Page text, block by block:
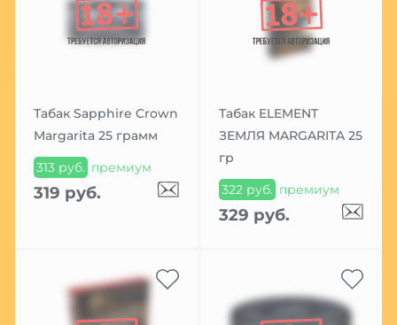
Табак Sapphire Crown
Margarita 25 грамм
313 руб. премиум
319 руб.
Табак ELEMENT
ЗЕМЛЯ MARGARITA 25
гр
322 руб. премиум
329 руб.